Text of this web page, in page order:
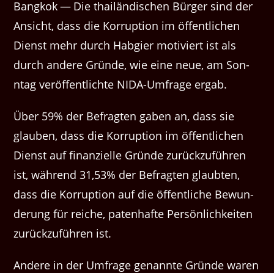
Bangkok — Die thailändis­chen Bürg­er sind der
Ansicht, dass die Kor­rup­tion im öffentlichen
Dienst mehr durch Habgi­er motiviert ist als
durch andere Gründe, wie eine neue, am Son­
ntag veröf­fentlichte NIDA-Umfrage ergab.
Über 59% der Befragten gaben an, dass sie
glauben, dass die Kor­rup­tion im öffentlichen
Dienst auf finanzielle Gründe zurück­zuführen
ist, während 31,53% der Befragten glaubten,
dass die Kor­rup­tion auf die öffentliche Bewun­
derung für reiche, paten­hafte Per­sön­lichkeit­en
zurück­zuführen ist.
Andere in der Umfrage genan­nte Gründe waren